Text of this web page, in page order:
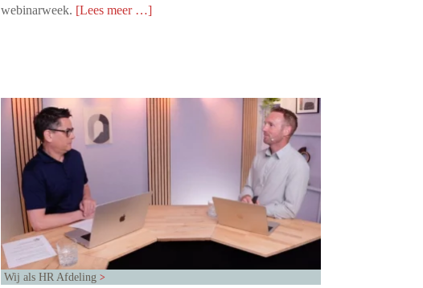
webinarweek. [Lees meer …]
Wij als HR Afdeling